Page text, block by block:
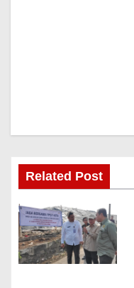
Related Post